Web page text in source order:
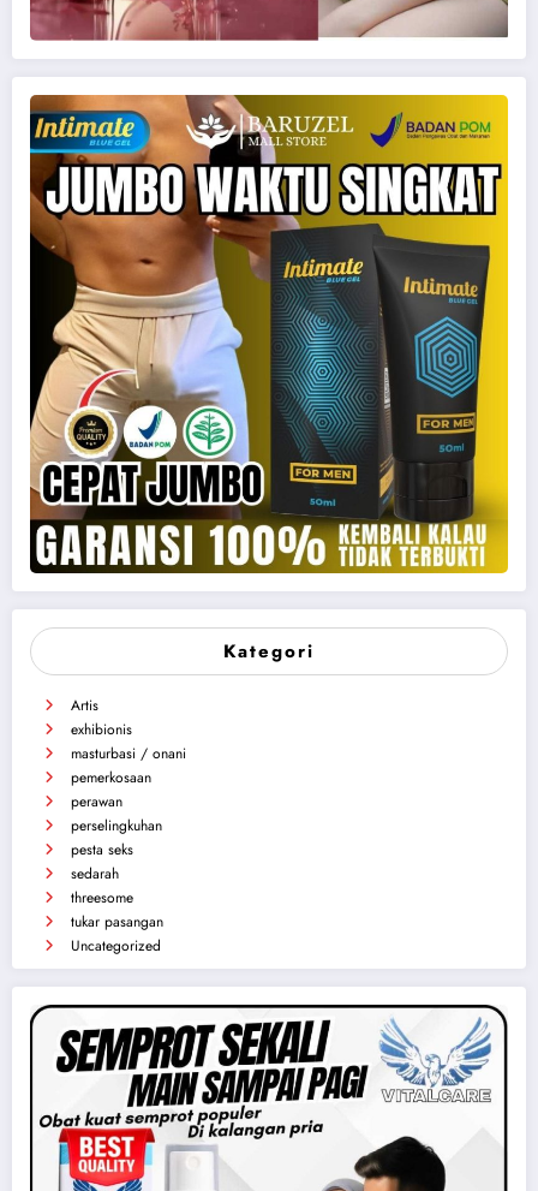
Artis
exhibionis
masturbasi / onani
pemerkosaan
perselingkuhan
pesta seks
threesome
tukar pasangan
Uncategorized